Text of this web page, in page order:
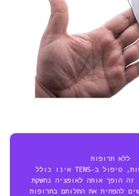
ללא תרופות
בניגוד לתרופות, טיפול ב-TENS אינו כולל
זה הופך אותה לאופציה נחשקת
להפחית את התלותם בתרופות